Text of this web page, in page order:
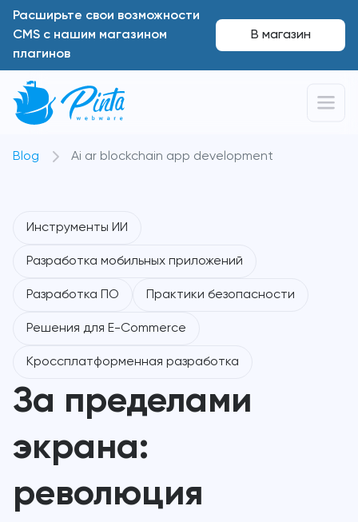
Расширьте свои возможности
CMS с нашим магазином
плагинов
В магазин
Blog Ai ar blockchain app development
Инструменты ИИ
Разработка мобильных приложений
Разработка ПО Практики безопасности
Решения для E-Commerce
Кроссплатформенная разработка
За пределами
экрана:
революция